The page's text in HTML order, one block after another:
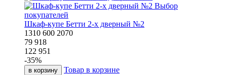
Выбор
покупателей
Шкаф-купе Бетти 2-х дверный №2
1310 600 2070
79 918
122 951
-35%
в корзину Товар в корзине